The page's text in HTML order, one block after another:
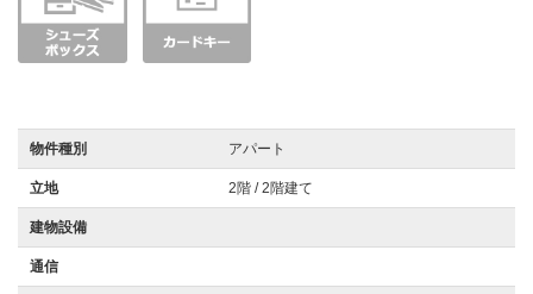
物件種別 アパート
立地 2階 / 2階建て
建物設備
通信